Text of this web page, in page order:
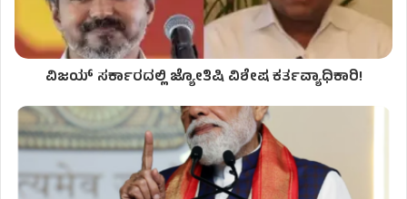
ವಿಜಯ್ ಸರ್ಕಾರದಲ್ಲಿ ಜ್ಯೋತಿಷಿ ವಿಶೇಷ ಕರ್ತವ್ಯಾಧಿಕಾರಿ!